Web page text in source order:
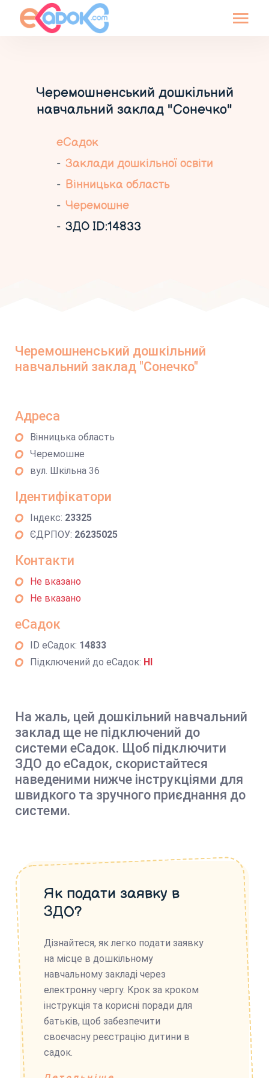
Черемошненський дошкільний
навчальний заклад "Сонечко"
еСадок
Заклади дошкільної освіти
Вінницька область
Черемошне
ЗДО ID:14833
Черемошненський дошкільний
навчальний заклад "Сонечко"
Адреса
Вінницька область
Черемошне
вул. Шкільна 36
Ідентифікатори
Індекс: 23325
ЄДРПОУ: 26235025
Контакти
Не вказано
Не вказано
еСадок
ID еСадок: 14833
Підключений до еСадок: НІ
На жаль, цей дошкільний навчальний
заклад ще не підключений до
системи еСадок. Щоб підключити
ЗДО до еСадок, скористайтеся
наведеними нижче інструкціями для
швидкого та зручного приєднання до
системи.
Як подати заявку в
ЗДО?
Дізнайтеся, як легко подати заявку
на місце в дошкільному
навчальному закладі через
електронну чергу. Крок за кроком
інструкція та корисні поради для
батьків, щоб забезпечити
своєчасну реєстрацію дитини в
садок.